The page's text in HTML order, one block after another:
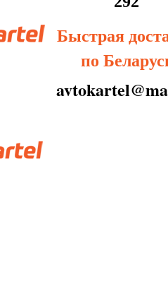
Быстрая
по